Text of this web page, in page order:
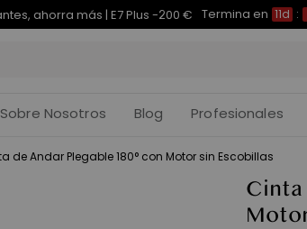
ahorra más | E7 Plus -200 € Termina en 11d :
Sobre Nosotros Blog Profesionales
de Andar Plegable 180° con Motor sin Escobillas
Cinta